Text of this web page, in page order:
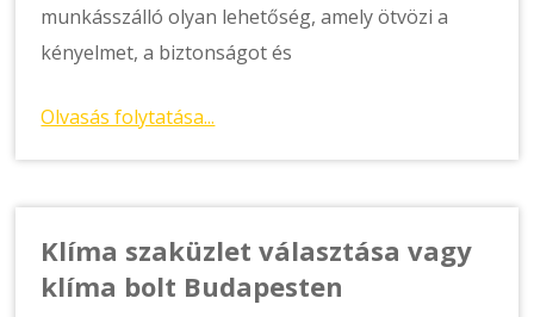
munkásszálló olyan lehetőség, amely ötvözi a
kényelmet, a biztonságot és
Olvasás folytatása...
Klíma szaküzlet választása vagy
klíma bolt Budapesten